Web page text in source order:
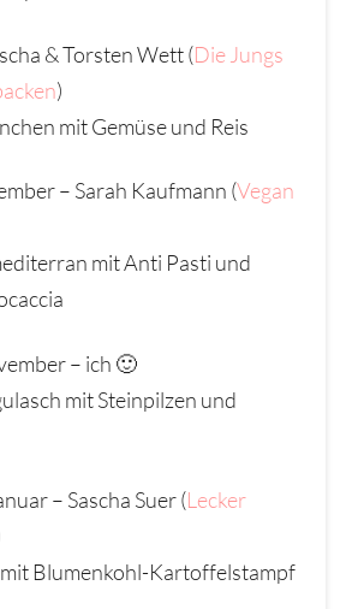
& Torsten Wett (Die Jungs
)
mit Gemüse und Reis
– Sarah Kaufmann (Vegan
mit Anti Pasti und
– ich 🙂
mit Steinpilzen und
– Sascha Suer (Lecker
Blumenkohl-Kartoffelstampf